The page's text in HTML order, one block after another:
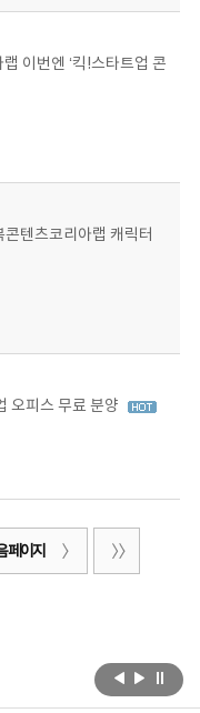
이번엔 ‘킥!스타트업 콘
텐츠코리아랩 캐릭터
오피스 무료 분양
페이지